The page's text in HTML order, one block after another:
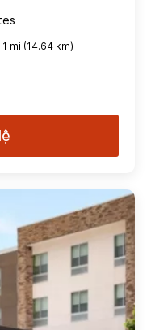
mi (14.64 km)